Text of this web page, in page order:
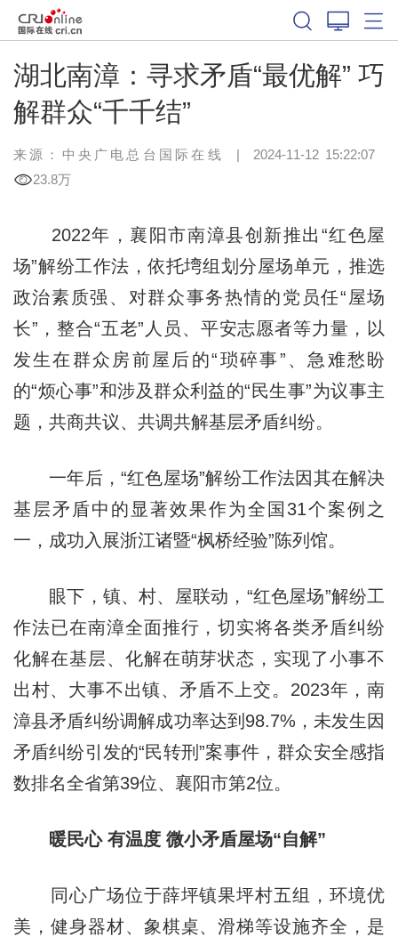
湖北南漳：寻求矛盾“最优解” 巧
解群众“千千结”
来源：中央广电总台国际在线 | 2024-11-12 15:22:07
23.8万
2022年，襄阳市南漳县创新推出“红色屋
场”解纷工作法，依托塆组划分屋场单元，推选
政治素质强、对群众事务热情的党员任“屋场
长”，整合“五老”人员、平安志愿者等力量，以
发生在群众房前屋后的“琐碎事”、急难愁盼
的“烦心事”和涉及群众利益的“民生事”为议事主
题，共商共议、共调共解基层矛盾纠纷。
一年后，“红色屋场”解纷工作法因其在解决
基层矛盾中的显著效果作为全国31个案例之
一，成功入展浙江诸暨“枫桥经验”陈列馆。
眼下，镇、村、屋联动，“红色屋场”解纷工
作法已在南漳全面推行，切实将各类矛盾纠纷
化解在基层、化解在萌芽状态，实现了小事不
出村、大事不出镇、矛盾不上交。2023年，南
漳县矛盾纠纷调解成功率达到98.7%，未发生因
矛盾纠纷引发的“民转刑”案事件，群众安全感指
数排名全省第39位、襄阳市第2位。
暖民心 有温度 微小矛盾屋场“自解”
同心广场位于薛坪镇果坪村五组，环境优
美，健身器材、象棋桌、滑梯等设施齐全，是